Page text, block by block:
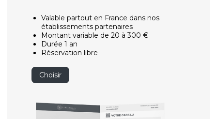
Valable partout en France dans nos
établissements partenaires
Montant variable de 20 à 300 €
Durée 1 an
Réservation libre
Choisir